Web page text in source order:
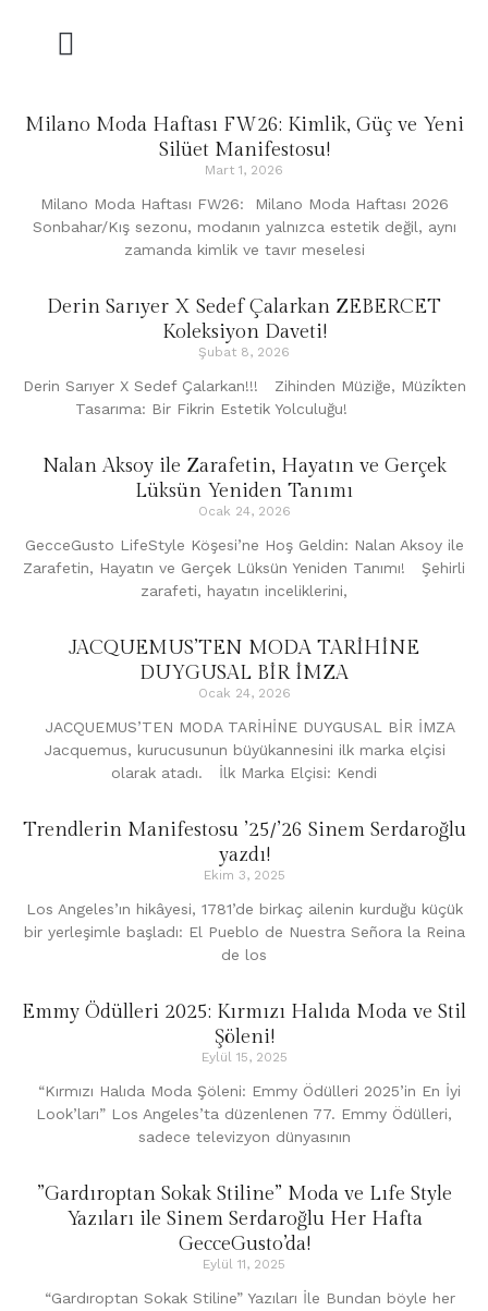
Milano Moda Haftası FW26: Kimlik, Güç ve Yeni
Silüet Manifestosu!
Mart 1, 2026
Milano Moda Haftası FW26: Milano Moda Haftası 2026
Sonbahar/Kış sezonu, modanın yalnızca estetik değil, aynı
zamanda kimlik ve tavır meselesi
Derin Sarıyer X Sedef Çalarkan ZEBERCET
Koleksiyon Daveti!
Şubat 8, 2026
Derin Sarıyer X Sedef Çalarkan!!! Zihinden Müziğe, Müzi̇kten
Tasarıma: Bir Fikrin Estetik Yolculuğu!
Nalan Aksoy ile Zarafetin, Hayatın ve Gerçek
Lüksün Yeniden Tanımı
Ocak 24, 2026
GecceGusto LifeStyle Köşesi’ne Hoş Geldin: Nalan Aksoy ile
Zarafetin, Hayatın ve Gerçek Lüksün Yeniden Tanımı! Şehirli
zarafeti, hayatın inceliklerini,
JACQUEMUS’TEN MODA TARİHİNE
DUYGUSAL BİR İMZA
Ocak 24, 2026
JACQUEMUS’TEN MODA TARİHİNE DUYGUSAL BİR İMZA
Jacquemus, kurucusunun büyükannesini ilk marka elçisi
olarak atadı. İlk Marka Elçisi: Kendi
Trendlerin Manifestosu ’25/’26 Sinem Serdaroğlu
yazdı!
Ekim 3, 2025
Los Angeles’ın hikâyesi, 1781’de birkaç ailenin kurduğu küçük
bir yerleşimle başladı: El Pueblo de Nuestra Señora la Reina
de los
Emmy Ödülleri 2025: Kırmızı Halıda Moda ve Stil
Şöleni!
Eylül 15, 2025
“Kırmızı Halıda Moda Şöleni: Emmy Ödülleri 2025’in En İyi
Look’ları” Los Angeles’ta düzenlenen 77. Emmy Ödülleri,
sadece televizyon dünyasının
”Gardıroptan Sokak Stiline” Moda ve Lıfe Style
Yazıları ile Sinem Serdaroğlu Her Hafta
GecceGusto’da!
Eylül 11, 2025
“Gardıroptan Sokak Stiline” Yazıları İle Bundan böyle her